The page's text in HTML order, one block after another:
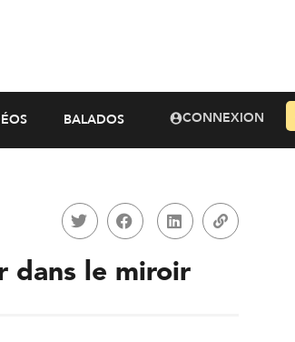
BALADOS CONNEXION
dans le miroir